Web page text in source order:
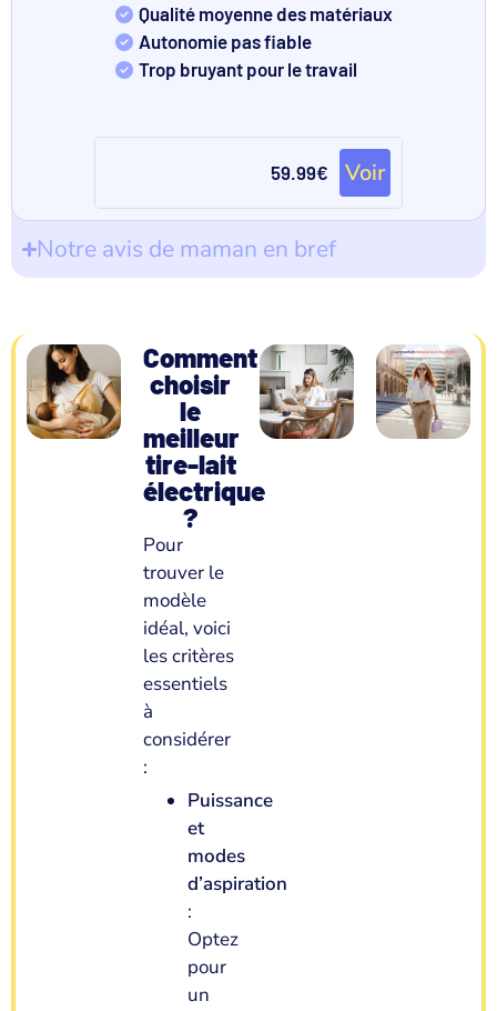
Qualité moyenne des matériaux
Autonomie pas fiable
Trop bruyant pour le travail
59.99€ Voir
Notre avis de maman en bref
Comment
choisir
le
meilleur
tire-lait
électrique
?
Pour
trouver le
modèle
idéal, voici
les critères
essentiels
à
considérer
:
Puissance
et
modes
d’aspiration
:
Optez
pour
un